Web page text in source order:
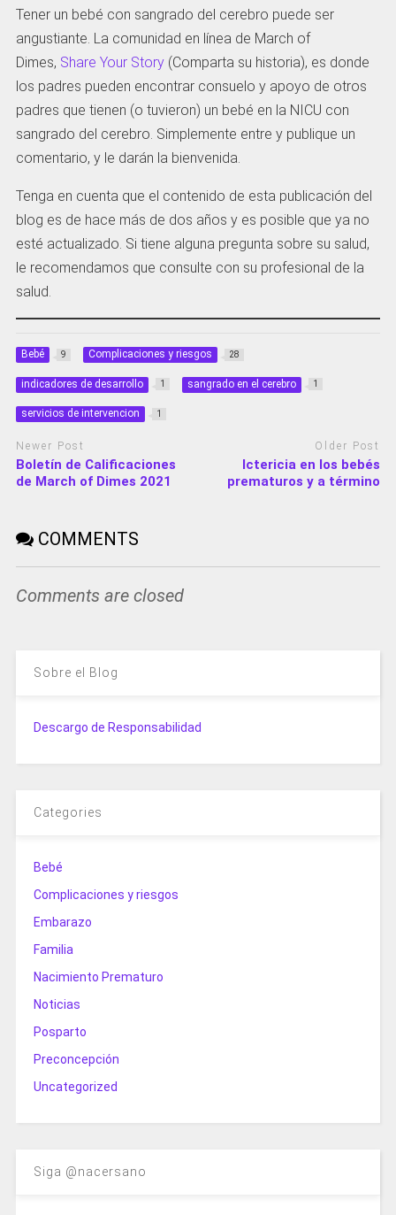
Tener un bebé con sangrado del cerebro puede ser
angustiante. La comunidad en línea de March of
Dimes, Share Your Story(Comparta su historia), es donde
los padres pueden encontrar consuelo y apoyo de otros
padres que tienen (o tuvieron) un bebé en la NICU con
sangrado del cerebro. Simplemente entre y publique un
comentario, y le darán la bienvenida.
Tenga en cuenta que el contenido de esta publicación del
blog es de hace más de dos años y es posible que ya no
esté actualizado. Si tiene alguna pregunta sobre su salud,
le recomendamos que consulte con su profesional de la
salud.
Bebé 9 Complicaciones y riesgos 28
indicadores de desarrollo 1 sangrado en el cerebro 1
servicios de intervencion 1
Newer Post
Boletín de Calificaciones
de March of Dimes 2021
Older Post
Ictericia en los bebés
prematuros y a término
COMMENTS
Comments are closed
Sobre el Blog
Descargo de Responsabilidad
Categories
Bebé
Complicaciones y riesgos
Embarazo
Familia
Nacimiento Prematuro
Noticias
Posparto
Preconcepción
Uncategorized
Siga @nacersano